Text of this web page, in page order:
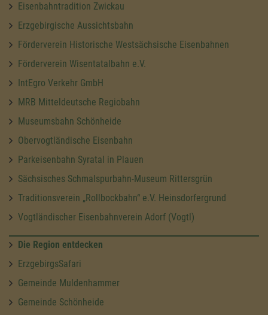
Eisenbahntradition Zwickau
Erzgebirgische Aussichtsbahn
Förderverein Historische Westsächsische Eisenbahnen
Förderverein Wisentatalbahn e.V.
IntEgro Verkehr GmbH
MRB Mitteldeutsche Regiobahn
Museumsbahn Schönheide
Obervogtländische Eisenbahn
Parkeisenbahn Syratal in Plauen
Sächsisches Schmalspurbahn-Museum Rittersgrün
Traditionsverein „Rollbockbahn“ e.V. Heinsdorfergrund
Vogtländischer Eisenbahnverein Adorf (Vogtl)
Die Region entdecken
ErzgebirgsSafari
Gemeinde Muldenhammer
Gemeinde Schönheide